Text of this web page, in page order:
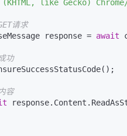
(KHTML, like Gecko)
请求
response =
await
功
容